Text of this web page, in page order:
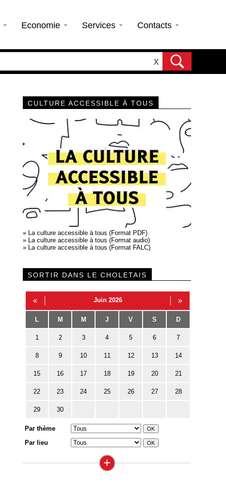
Economie Services Contacts
X
CULTURE ACCESSIBLE À TOUS
» La culture accessible à tous (Format PDF)
» La culture accessible à tous (Format audio)
» La culture accessible à tous (Format FALC)
SORTIR DANS LE CHOLETAIS
« Juin 2026 »
L M M J V S D
1 2 3 4 5 6 7
8 9 10 11 12 13 14
15 16 17 18 19 20 21
22 23 24 25 26 27 28
29 30
Par thème
Par lieu
+